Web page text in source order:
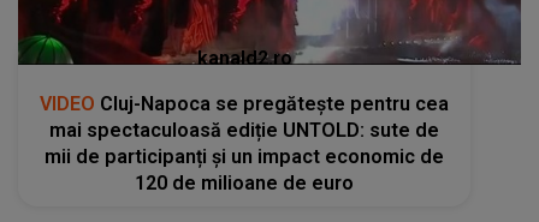
kanald2.ro
VIDEO Cluj-Napoca se pregătește pentru cea
mai spectaculoasă ediție UNTOLD: sute de
mii de participanți și un impact economic de
120 de milioane de euro